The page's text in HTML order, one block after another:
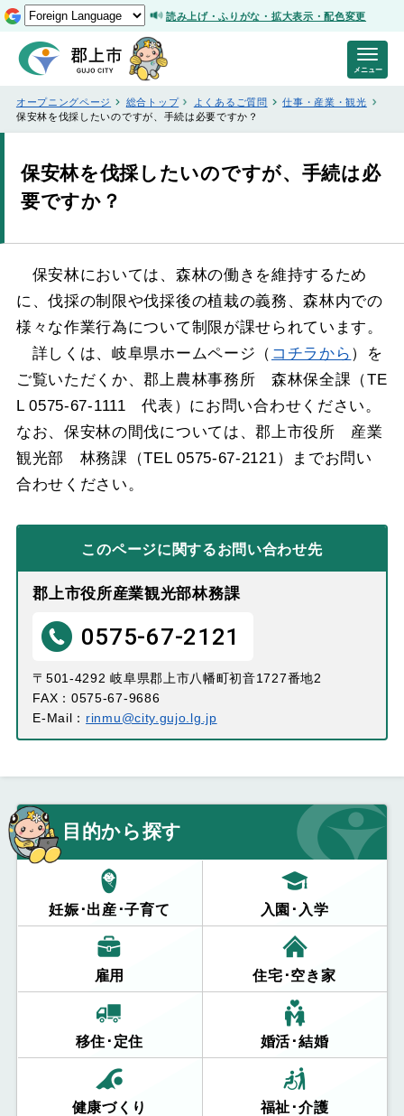
読み上げ・ふりがな・拡大表示・配色変更
オープニングページ 総合トップ よくあるご質問
仕事・産業・観光
保安林を伐採したいのですが、手続は必要ですか？
保安林を伐採したいのですが、手続は必
要ですか？
保安林においては、森林の働きを維持するため
に、伐採の制限や伐採後の植栽の義務、森林内での
様々な作業行為について制限が課せられています。
詳しくは、岐阜県ホームページ（ コチラから ）を
ご覧いただくか、郡上農林事務所 森林保全課（TE
L 0575-67-1111 代表）にお問い合わせください。
なお、保安林の間伐については、郡上市役所 産業
観光部 林務課（TEL 0575-67-2121）までお問い
合わせください。
このページに関するお問い合わせ先
郡上市役所産業観光部林務課
0575-67-2121
〒501-4292 岐阜県郡上市八幡町初音1727番地2
FAX：0575-67-9686
E-Mail： rinmu@city.gujo.lg.jp
目的から探す
妊娠･出産･子育て 入園･入学
雇用 住宅･空き家
移住･定住 婚活･結婚
健康づくり 福祉･介護
メニュー